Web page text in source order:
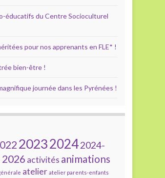
éducatifs du Centre Socioculturel
pour nos apprenants en FLE* !
bien-être !
journée dans les Pyrénées !
202320242024-
2026 activités animations
atelier atelier parents-enfants